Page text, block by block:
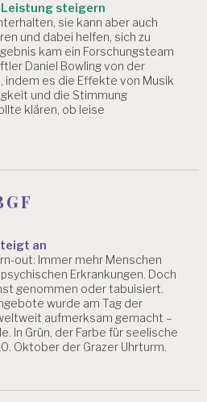
steigern
sie kann aber auch
und dabei helfen, sich zu
kam ein Forschungsteam
Daniel Bowling von der
indem es die Effekte von Musik
und die Stimmung
klären, ob leise
an
out: Immer mehr Menschen
Erkrankungen. Doch
genommen oder tabuisiert.
wurde am Tag der
aufmerksam gemacht –
In Grün, der Farbe für seelische
Oktober der Grazer Uhrturm.